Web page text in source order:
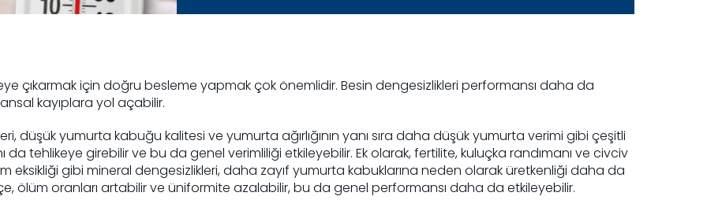
çıkarmak için doğru besleme yapmak çok önemlidir. Besin dengesizlikleri performansı daha da
kayıplara yol açabilir.
düşük yumurta kabuğu kalitesi ve yumurta ağırlığının yanı sıra daha düşük yumurta verimi gibi çeşitli
tehlikeye girebilir ve bu da genel verimliliği etkileyebilir. Ek olarak, fertilite, kuluçka randımanı ve civciv
eksikliği gibi mineral dengesizlikleri, daha zayıf yumurta kabuklarına neden olarak üretkenliği daha da
ölüm oranları artabilir ve üniformite azalabilir, bu da genel performansı daha da etkileyebilir.